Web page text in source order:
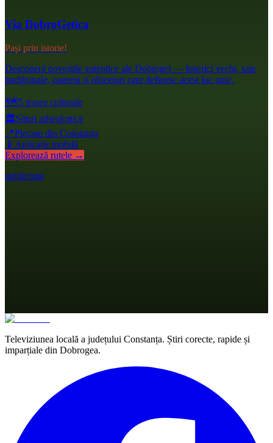
Via DobroGetica
Pași prin istorie!
Descoperă poveștile autentice ale Dobrogei — biserici vechi, sate
tradiționale, oameni și obiceiuri care definesc acest loc unic.
🗺️5 trasee culturale
🏛️Situri arheologice
📍Plecare din Constanța
📱 Aplicație mobilă
Explorează rutele →
publicitate
Televiziunea locală a județului Constanța. Știri corecte, rapide și
imparțiale din Dobrogea.